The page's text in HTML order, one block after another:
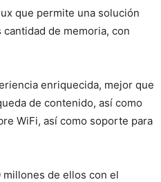
que permite una solución
de memoria, con
enriquecida, mejor que
de contenido, así como
WiFi, así como soporte para
millones de ellos con el